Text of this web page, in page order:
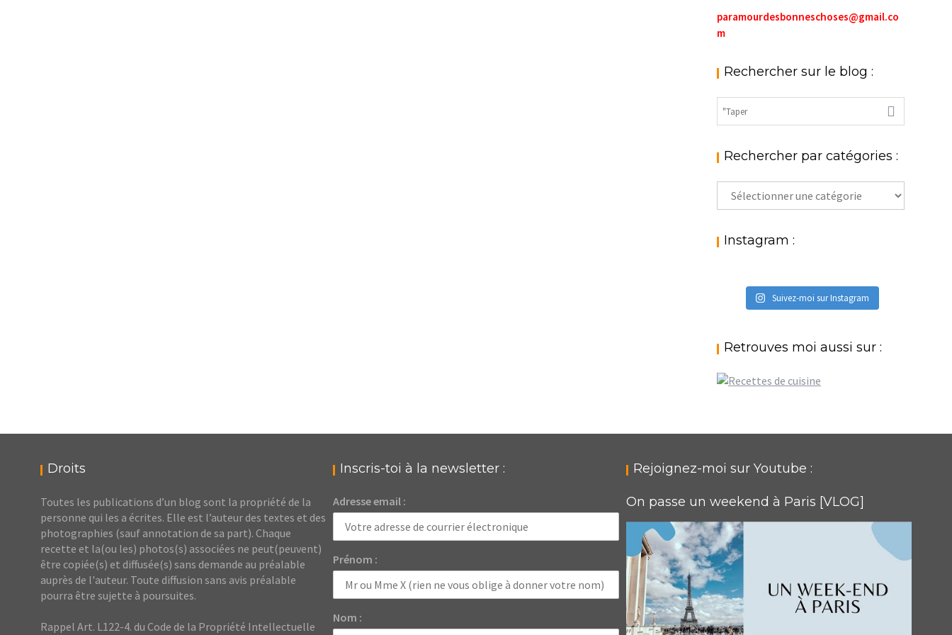
paramourdesbonneschoses@gmail.co
m
Rechercher sur le blog :
Rechercher par catégories :
Rechercher
par
: Instagram :
Suivez-moi sur Instagram
Retrouves moi aussi sur :
Droits
Toutes les publications d’un blog sont la propriété de la
personne qui les a écrites. Elle est l’auteur des textes et des
photographies (sauf annotation de sa part). Chaque
recette et la(ou les) photos(s) associées ne peut(peuvent)
être copiée(s) et diffusée(s) sans demande au préalable
auprès de l'auteur. Toute diffusion sans avis préalable
pourra être sujette à poursuites.
Rappel Art. L122-4. du Code de la Propriété Intellectuelle
Inscris-toi à la newsletter :
Adresse email :
Prénom :
Nom :
Rejoignez-moi sur Youtube :
On passe un weekend à Paris [VLOG]